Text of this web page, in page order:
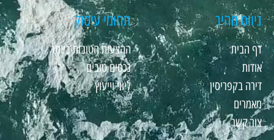
ניווט מהיר
דף הבית
אודות
דירה בקפריסין
מאמרים
צור קשר
תחומי עיסוק
ההצעות הטובות ביותר
נכסים טובים
ליווי וייעוץ